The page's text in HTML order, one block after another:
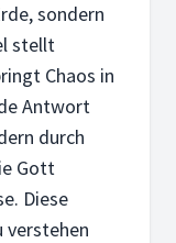
sondern
stellt
Chaos in
Antwort
durch
Gott
Diese
verstehen